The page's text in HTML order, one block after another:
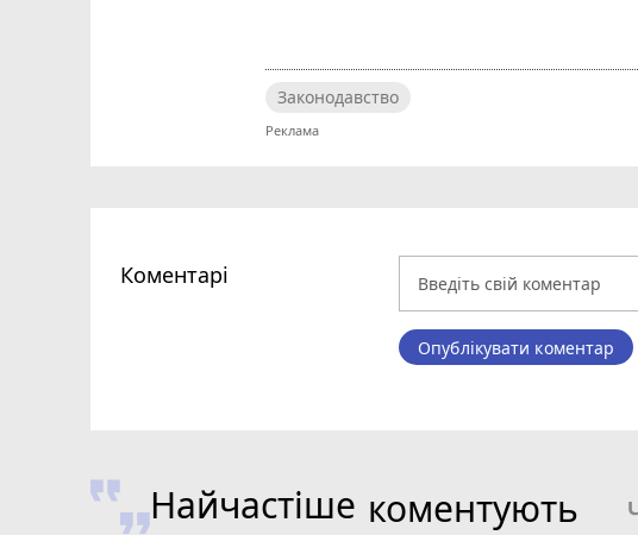
Законодавство
Коментарі
Опублікувати коментар
Найчастіше коментують